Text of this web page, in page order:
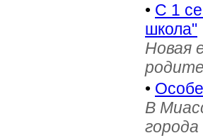
• С 1
школа"
Новая
•
В